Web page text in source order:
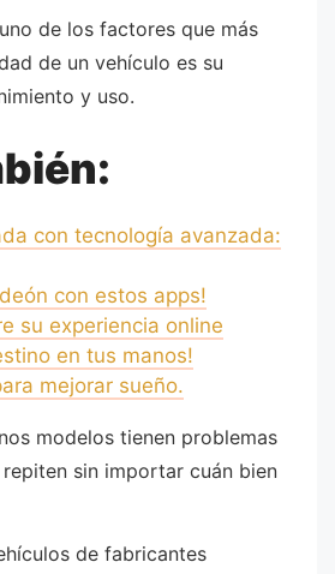
de los factores que más
de un vehículo es su
y uso.
con tecnología avanzada:
con estos apps!
su experiencia online
en tus manos!
mejorar sueño.
modelos tienen problemas
sin importar cuán bien
de fabricantes